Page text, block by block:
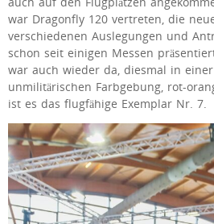
war Dragonfly 120 vertreten, die
verschiedenen Auslegungen und
schon seit einigen Messen
war auch wieder da, diesmal in
unmilitärischen Farbgebung, rot-
ist es das flugfähige Exemplar Nr. 7.